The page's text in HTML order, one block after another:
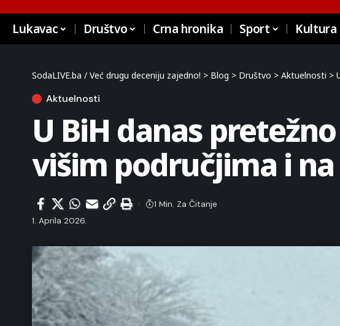
Lukavac Društvo Crna hronika Sport Kultura
SodaLIVE.ba / Već drugu deceniju zajedno! > Blog > Društvo > Aktuelnosti >
Aktuelnosti
U BiH danas
višim područjima i
1. Aprila 2026.
1 Min. Za Čitanje